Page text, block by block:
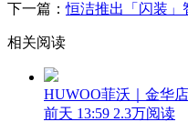
下一篇：恒洁推出「闪装」
相关阅读
HUWOO菲沃｜金华
前天 13:59 2.3万阅读